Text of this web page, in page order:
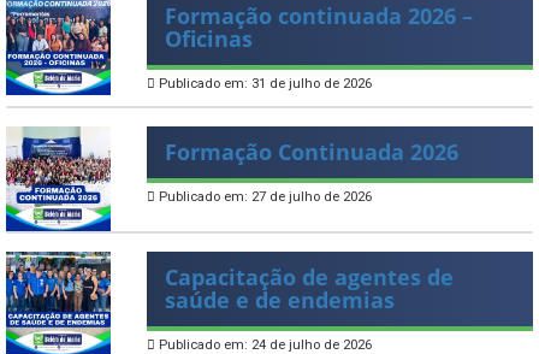
Formação continuada 2026 –
Oficinas
Publicado em: 31 de julho de 2026
Formação Continuada 2026
Publicado em: 27 de julho de 2026
Capacitação de agentes de
saúde e de endemias
Publicado em: 24 de julho de 2026